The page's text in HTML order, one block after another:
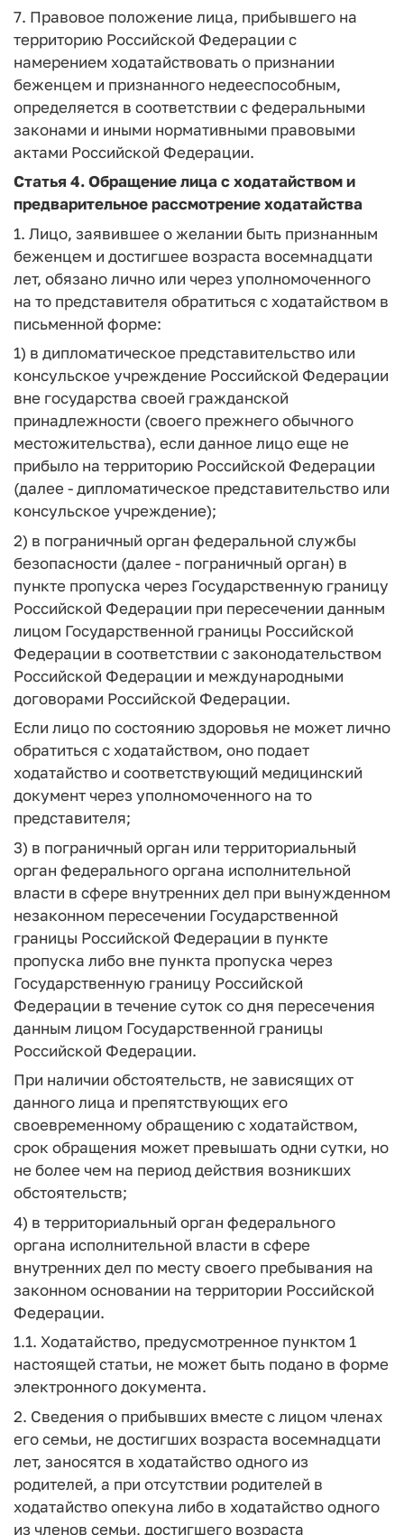
7. Правовое положение лица, прибывшего на
территорию Российской Федерации с
намерением ходатайствовать о признании
беженцем и признанного недееспособным,
определяется в соответствии с федеральными
законами и иными нормативными правовыми
актами Российской Федерации.
Статья 4.Обращение лица с ходатайством и
предварительное рассмотрение ходатайства
1. Лицо, заявившее о желании быть признанным
беженцем и достигшее возраста восемнадцати
лет, обязано лично или через уполномоченного
на то представителя обратиться с ходатайством в
письменной форме:
1) в дипломатическое представительство или
консульское учреждение Российской Федерации
вне государства своей гражданской
принадлежности (своего прежнего обычного
местожительства), если данное лицо еще не
прибыло на территорию Российской Федерации
(далее - дипломатическое представительство или
консульское учреждение);
2) в пограничный орган федеральной службы
безопасности (далее - пограничный орган) в
пункте пропуска через Государственную границу
Российской Федерации при пересечении данным
лицом Государственной границы Российской
Федерации в соответствии с законодательством
Российской Федерации и международными
договорами Российской Федерации.
Если лицо по состоянию здоровья не может лично
обратиться с ходатайством, оно подает
ходатайство и соответствующий медицинский
документ через уполномоченного на то
представителя;
3) в пограничный орган или территориальный
орган федерального органа исполнительной
власти в сфере внутренних дел при вынужденном
незаконном пересечении Государственной
границы Российской Федерации в пункте
пропуска либо вне пункта пропуска через
Государственную границу Российской
Федерации в течение суток со дня пересечения
данным лицом Государственной границы
Российской Федерации.
При наличии обстоятельств, не зависящих от
данного лица и препятствующих его
своевременному обращению с ходатайством,
срок обращения может превышать одни сутки, но
не более чем на период действия возникших
обстоятельств;
4) в территориальный орган федерального
органа исполнительной власти в сфере
внутренних дел по месту своего пребывания на
законном основании на территории Российской
Федерации.
1.1. Ходатайство, предусмотренное пунктом 1
настоящей статьи, не может быть подано в форме
электронного документа.
2. Сведения о прибывших вместе с лицом членах
его семьи, не достигших возраста восемнадцати
лет, заносятся в ходатайство одного из
родителей, а при отсутствии родителей в
ходатайство опекуна либо в ходатайство одного
из членов семьи, достигшего возраста